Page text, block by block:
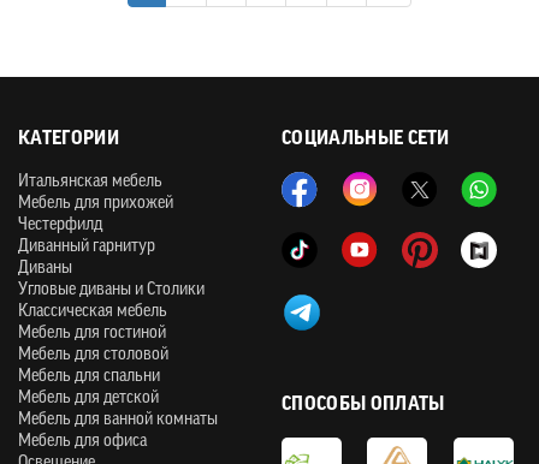
СОЦИАЛЬНЫЕ СЕТИ
КАТЕГОРИИ
Итальянская мебель
Мебель для прихожей
Честерфилд
Диванный гарнитур
Диваны
Угловые диваны и Столики
Классическая мебель
Мебель для гостиной
Мебель для столовой
Мебель для спальни
Мебель для детской
Мебель для ванной комнаты
Мебель для офиса
СПОСОБЫ ОПЛАТЫ